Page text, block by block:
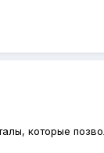
которые